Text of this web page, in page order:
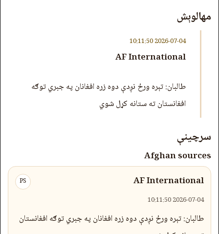
مهالوېش
2026-07-04 10:11:50
AF International
طالبان: تېره ورځ نږدې دوه زره افغانان په جبري توګه
افغانستان ته ستانه کړل شوي
سرچینې
Afghan sources
AF International
PS
2026-07-04 10:11:50
طالبان: تېره ورځ نږدې دوه زره افغانان په جبري توګه افغانستان